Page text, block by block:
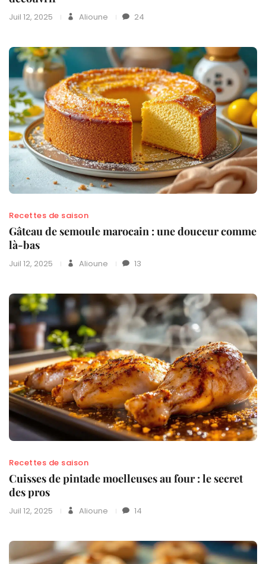
Juil 12, 2025 Alioune 24
Recettes de saison
Gâteau de semoule marocain : une douceur comme
là-bas
Juil 12, 2025 Alioune 13
Recettes de saison
Cuisses de pintade moelleuses au four : le secret
des pros
Juil 12, 2025 Alioune 14